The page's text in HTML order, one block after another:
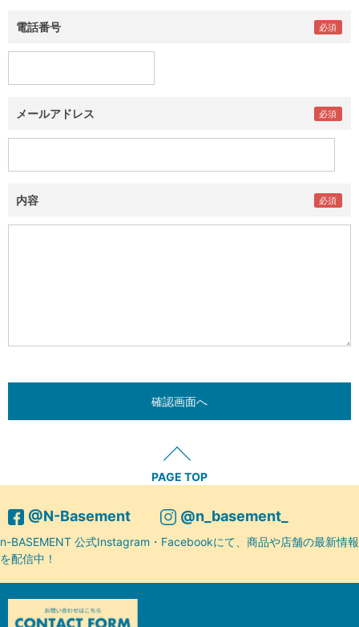
電話番号
メールアドレス
内容
PAGE TOP
@N-Basement @n_basement_
n-BASEMENT 公式Instagram・Facebookにて、商品や店舗の最新情報
を配信中！